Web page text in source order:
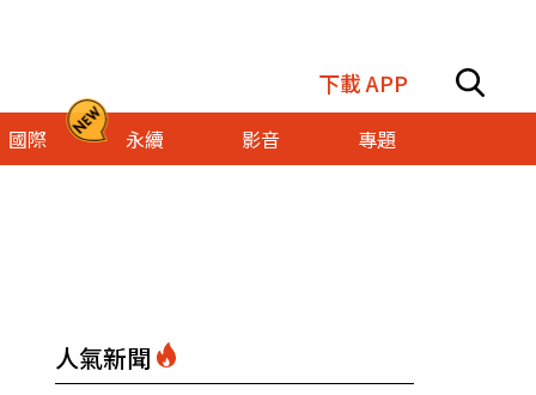
下載 APP
國際 永續 影音 專題
人氣新聞